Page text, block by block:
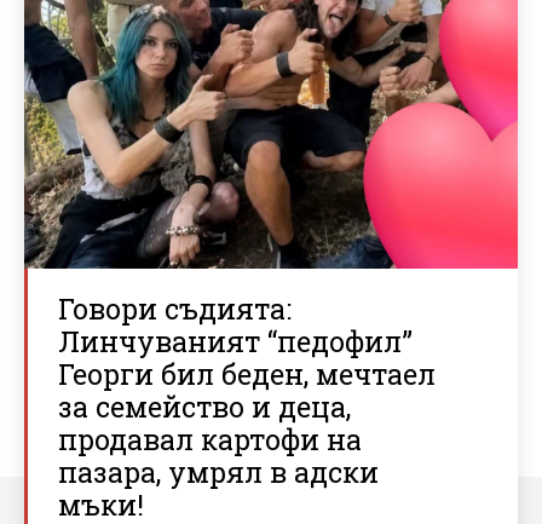
Говори съдията:
Линчуваният “педофил”
Георги бил беден, мечтаел
за семейство и деца,
продавал картофи на
пазара, умрял в адски
мъки!